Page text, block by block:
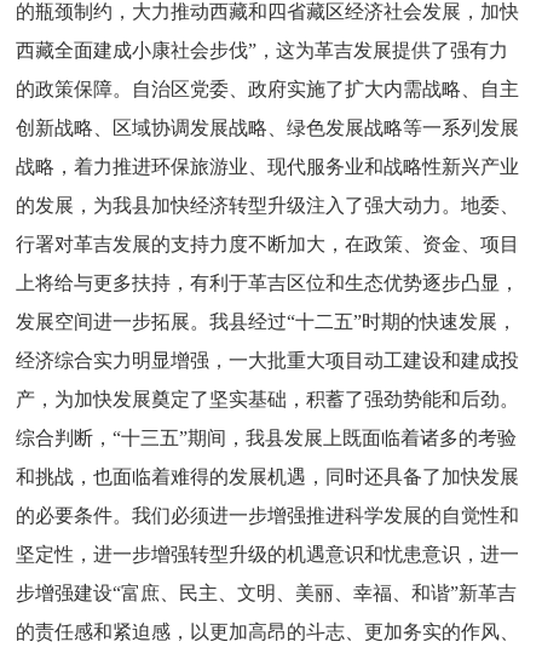
的瓶颈制约，大力推动西藏和四省藏区经济社会发展，加快
西藏全面建成小康社会步伐”，这为革吉发展提供了强有力
的政策保障。自治区党委、政府实施了扩大内需战略、自主
创新战略、区域协调发展战略、绿色发展战略等一系列发展
战略，着力推进环保旅游业、现代服务业和战略性新兴产业
的发展，为我县加快经济转型升级注入了强大动力。地委、
行署对革吉发展的支持力度不断加大，在政策、资金、项目
上将给与更多扶持，有利于革吉区位和生态优势逐步凸显，
发展空间进一步拓展。我县经过“十二五”时期的快速发展，
经济综合实力明显增强，一大批重大项目动工建设和建成投
产，为加快发展奠定了坚实基础，积蓄了强劲势能和后劲。
综合判断，“十三五”期间，我县发展上既面临着诸多的考验
和挑战，也面临着难得的发展机遇，同时还具备了加快发展
的必要条件。我们必须进一步增强推进科学发展的自觉性和
坚定性，进一步增强转型升级的机遇意识和忧患意识，进一
步增强建设“富庶、民主、文明、美丽、幸福、和谐”新革吉
的责任感和紧迫感，以更加高昂的斗志、更加务实的作风、